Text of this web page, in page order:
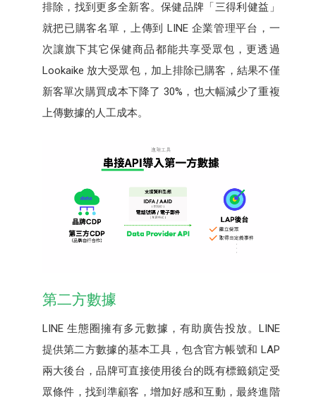
排除，找到更多全新客。保健品牌「三得利健益」
就把已購客名單，上傳到 LINE 企業管理平台，一
次讓旗下其它保健商品都能共享受眾包，更透過
Lookaike 放大受眾包，加上排除已購客，結果不僅
新客單次購買成本下降了 30%，也大幅減少了重複
上傳數據的人工成本。
第二方數據
LINE 生態圈擁有多元數據，有助廣告投放。LINE
提供第二方數據的基本工具，包含官方帳號和 LAP
兩大後台，品牌可直接使用後台的既有標籤鎖定受
眾條件，找到準顧客，增加好感和互動，最終進階